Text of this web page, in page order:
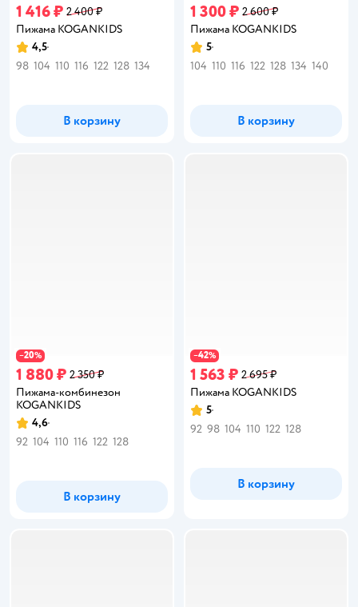
1 416 ₽ 2 400 ₽
Пижама KOGANKIDS
Рейтинг:
4,5
98 104 110 116 122 128 134
В корзину
1 300 ₽ 2 600 ₽
Пижама KOGANKIDS
Рейтинг:
5
104 110 116 122 128 134 140
В корзину
−20%
1 880 ₽ 2 350 ₽
Пижама-комбинезон
KOGANKIDS
Рейтинг:
4,6
92 104 110 116 122 128
В корзину
−42%
1 563 ₽ 2 695 ₽
Пижама KOGANKIDS
Рейтинг:
5
92 98 104 110 122 128
В корзину